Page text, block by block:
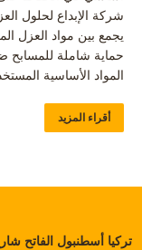
شركة الإبداع لحلول
يجمع بين مواد العزل
حماية شاملة للمسابح
المواد الأساسية
أقراء المزيد
تركيا أسطنبول الفاتح